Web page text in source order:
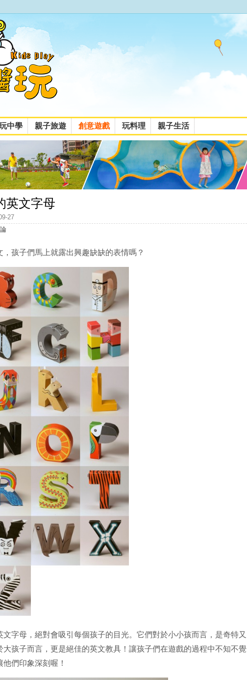
中學 親子旅遊 創意遊戲 玩料理 親子生活
英文字母
27
孩子們馬上就露出興趣缺缺的表情嗎？
文字母，絕對會吸引每個孩子的目光。它們對於小小孩而言，是奇特又
大孩子而言，更是絕佳的英文教具！讓孩子們在遊戲的過程中不知不覺
們印象深刻喔！